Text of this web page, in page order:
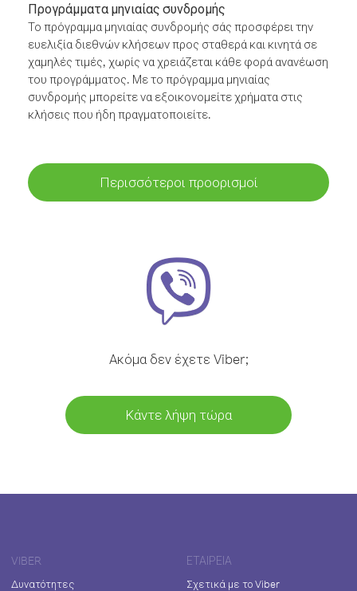
Προγράμματα μηνιαίας συνδρομής
Το πρόγραμμα μηνιαίας συνδρομής σάς προσφέρει την
ευελιξία διεθνών κλήσεων προς σταθερά και κινητά σε
χαμηλές τιμές, χωρίς να χρειάζεται κάθε φορά ανανέωση
του προγράμματος. Με το πρόγραμμα μηνιαίας
συνδρομής μπορείτε να εξοικονομείτε χρήματα στις
κλήσεις που ήδη πραγματοποιείτε.
Περισσότεροι προορισμοί
Ακόμα δεν έχετε Viber;
Κάντε λήψη τώρα
VIBER
Δυνατότητες
ΕΤΑΙΡΕΊΑ
Σχετικά με το Viber